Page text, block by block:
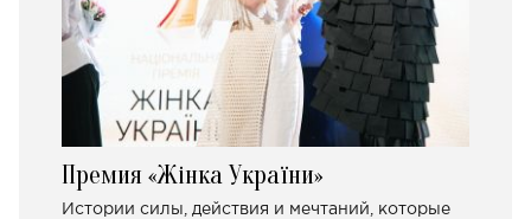
Премия «Жінка України»
Истории силы, действия и мечтаний, которые